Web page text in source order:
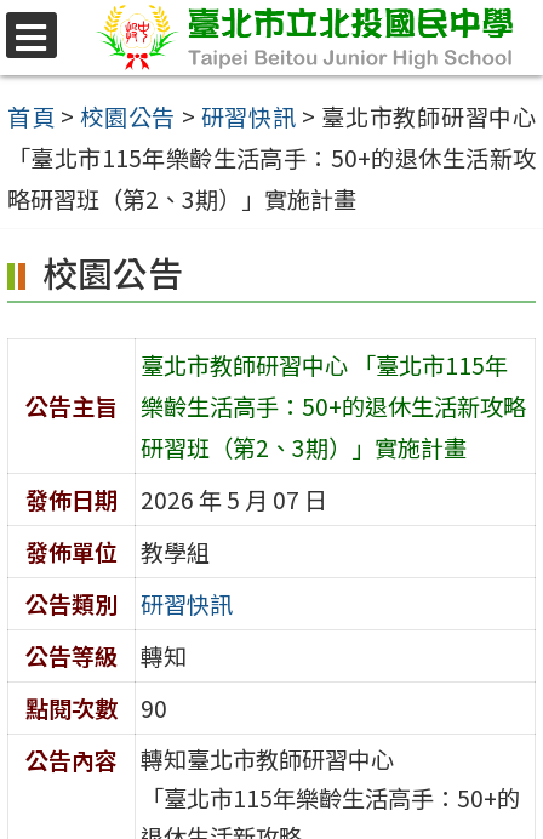
跳
至
主
內
區
首頁 > 校園公告 > 研習快訊 > 臺北市教師研習中心
「臺北市115年樂齡生活高手：50+的退休生活新攻
略研習班（第2、3期）」實施計畫
校園公告
公告主旨
臺北市教師研習中心 「臺北市115年
樂齡生活高手：50+的退休生活新攻略
研習班（第2、3期）」實施計畫
發佈日期
2026 年 5 月 07 日
發佈單位
教學組
公告類別
研習快訊
公告等級
轉知
點閱次數
90
公告內容
轉知臺北市教師研習中心
「臺北市115年樂齡生活高手：50+的
選
單